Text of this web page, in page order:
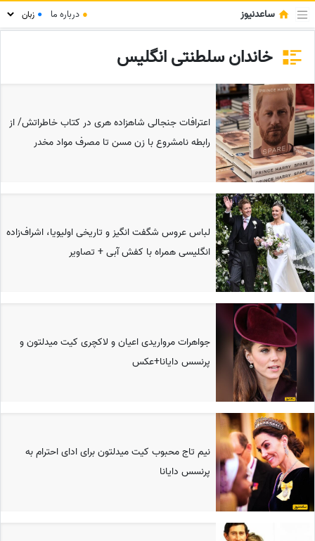
ساعدنیوز ● درباره ما ●
خاندان سلطنتی انگلیس
اعترافات جنجالی شاهزاده هری در کتاب خاطراتش/ از
رابطه نامشروع با زن مسن تا مصرف مواد مخدر
لباس عروس شگفت انگیز و تاریخی اولیویا، اشراف‌زاده
انگلیسی همراه با کفش آبی + تصاویر
جواهرات مرواریدی اعیان و لاکچری کیت میدلتون و
پرنسس دایانا+عکس
نیم تاج محبوب کیت میدلتون برای ادای احترام به
پرنسس دایانا